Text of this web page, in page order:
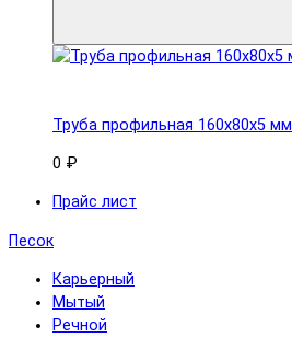
Труба профильная 160x80х5 мм
0 ₽
Прайс лист
Песок
Карьерный
Мытый
Речной